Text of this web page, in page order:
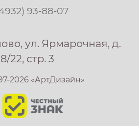
93-88-07
ул. Ярмарочная, д.
22, стр. 3
2026 «АртДизайн»